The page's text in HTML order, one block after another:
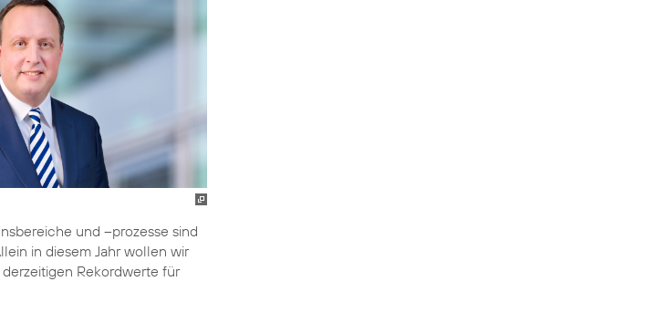
und –prozesse sind
in diesem Jahr wollen wir
Rekordwerte für